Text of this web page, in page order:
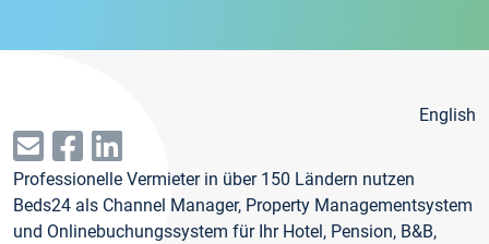
English
Professionelle Vermieter in über 150 Ländern nutzen
Beds24 als Channel Manager, Property Managementsystem
und Onlinebuchungssystem für Ihr Hotel, Pension, B&B,